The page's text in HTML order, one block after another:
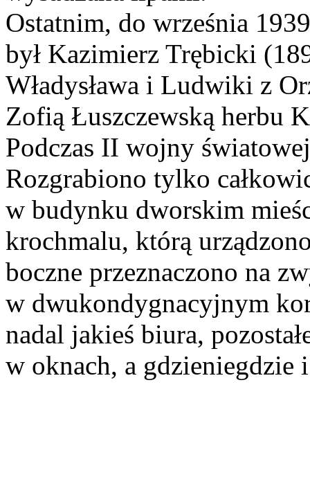
Ostatnim, do września
był Kazimierz Trębicki
Władysława i Ludwiki z
Zofią Łuszczewską herbu
Podczas II wojny
Rozgrabiono tylko
w budynku dworskim
krochmalu, którą
boczne przeznaczono na
w dwukondygnacyjnym
nadal jakieś biura,
w oknach, a gdzieniegdzie